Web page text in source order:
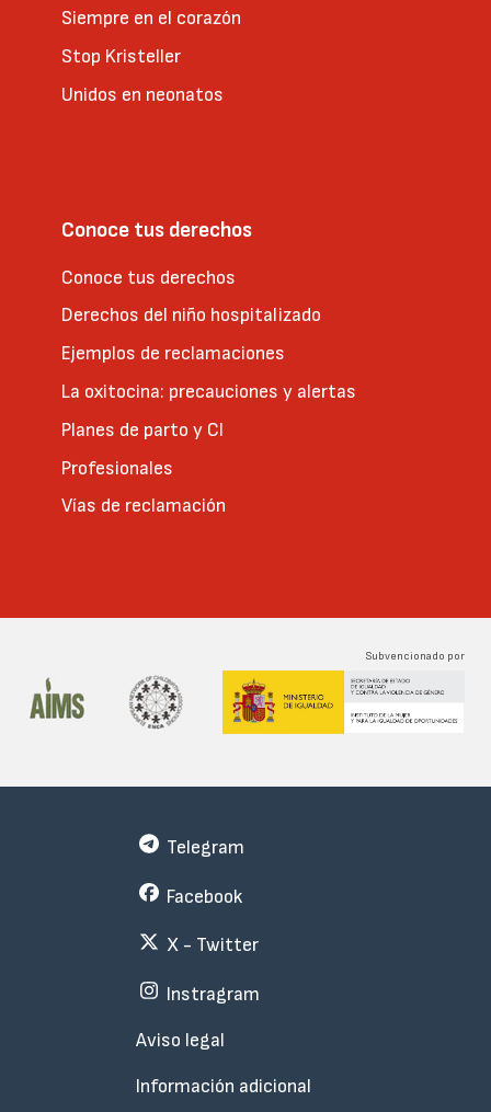
Siempre en el corazón
Stop Kristeller
Unidos en neonatos
Conoce tus derechos
Conoce tus derechos
Derechos del niño hospitalizado
Ejemplos de reclamaciones
La oxitocina: precauciones y alertas
Planes de parto y CI
Profesionales
Vías de reclamación
Subvencionado por
Subfooter
Telegram
Facebook
X - Twitter
Instragram
Aviso legal
Información adicional